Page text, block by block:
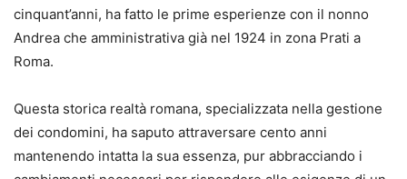
cinquant’anni, ha fatto le prime esperienze con il nonno
Andrea che amministrativa già nel 1924 in zona Prati a
Roma.
Questa storica realtà romana, specializzata nella gestione
dei condomini, ha saputo attraversare cento anni
mantenendo intatta la sua essenza, pur abbracciando i